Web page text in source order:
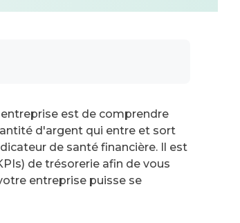
est de comprendre
d'argent qui entre et sort
de santé financière. Il est
de trésorerie afin de vous
entreprise puisse se